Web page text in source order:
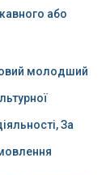
або
молодший
За